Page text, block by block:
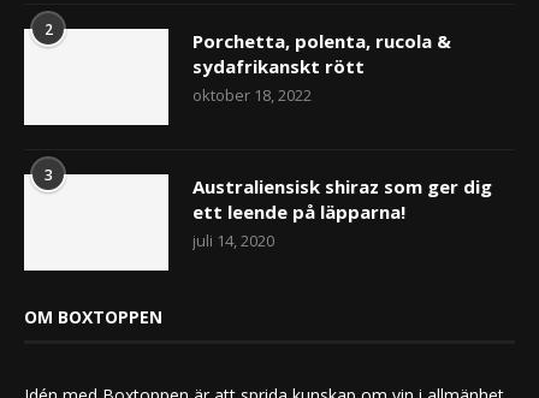
2
Porchetta, polenta, rucola &
sydafrikanskt rött
oktober 18, 2022
3
Australiensisk shiraz som ger dig
ett leende på läpparna!
juli 14, 2020
OM BOXTOPPEN